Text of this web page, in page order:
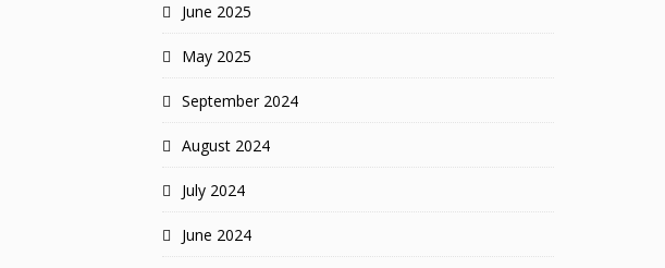
June 2025
May 2025
September 2024
August 2024
July 2024
June 2024